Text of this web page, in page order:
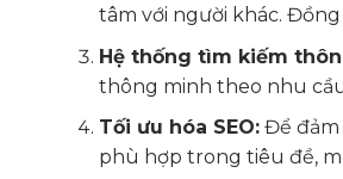
tâm với người khác.
Hệ thống tìm kiếm
thông minh theo nhu
Tối ưu hóa SEO:Để đảm
phù hợp trong tiêu đề,